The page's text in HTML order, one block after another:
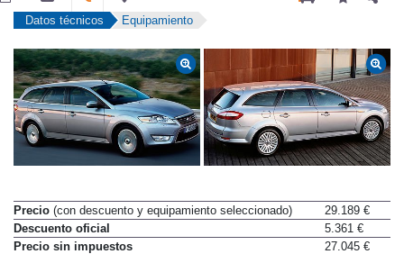
Datos técnicos Equipamiento
Precio (con descuento y equipamiento seleccionado)
29.189 €
Descuento oficial
5.361 €
Precio sin impuestos
27.045 €